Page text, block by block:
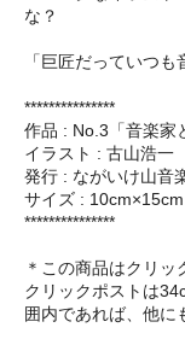
な？
「巨匠だっていつも
***************
作品 : No.3「音楽家
イラスト : 古山浩一
発行 : ながいけ山音
サイズ : 10cm×15cm
***************
＊この商品はクリッ
クリックポストは
囲内であれば、他に